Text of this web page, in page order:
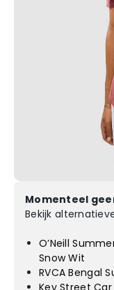
Momenteel
Bekijk
O’Neill
Snow Wit
RVCA Bengal
Key Street